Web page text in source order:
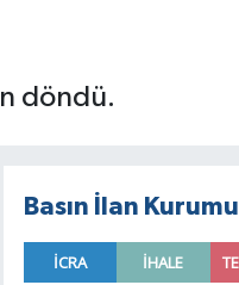
döndü.
Basın İlan Kurumu